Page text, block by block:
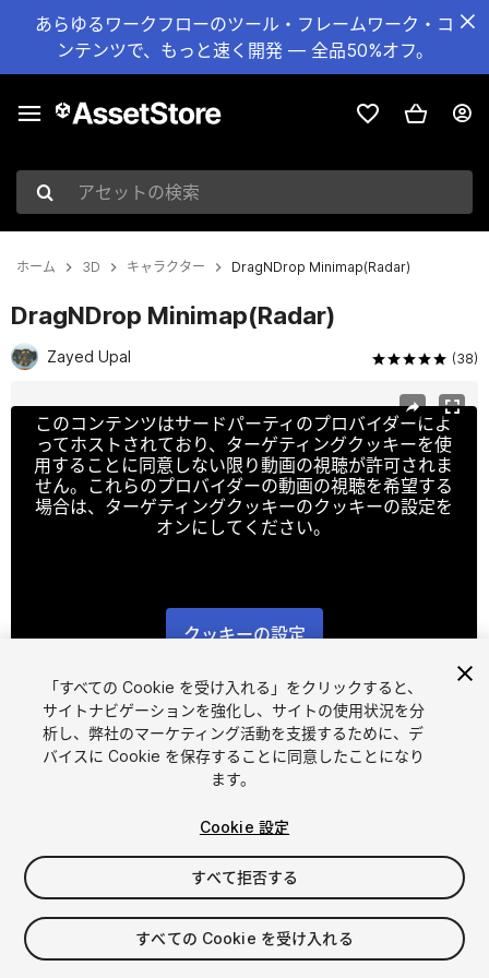
あらゆるワークフローのツール・フレームワーク・コ
ンテンツで、もっと速く開発 — 全品50%オフ。
アセットの検索
ホーム 3D キャラクター DragNDrop Minimap(Radar)
DragNDrop Minimap(Radar)
Zayed Upal (38)
このコンテンツはサードパーティのプロバイダーによ
ってホストされており、ターゲティングクッキーを使
用することに同意しない限り動画の視聴が許可されま
せん。これらのプロバイダーの動画の視聴を希望する
場合は、ターゲティングクッキーのクッキーの設定を
オンにしてください。
クッキーの設定
FREE
55viewsin the past week
「すべての Cookie を受け入れる」をクリックすると、
サイトナビゲーションを強化し、サイトの使用状況を分
析し、弊社のマーケティング活動を支援するために、デ
バイスに Cookie を保存することに同意したことになり
ます。
Cookie 設定
すべて拒否する
すべての Cookie を受け入れる